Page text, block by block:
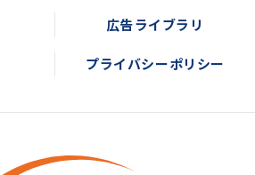
広告ライブラリ
プライバシーポリシー